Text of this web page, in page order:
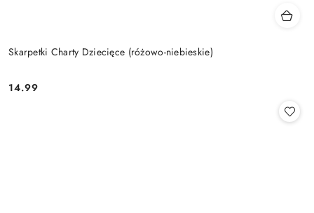
Skarpetki Charty Dziecięce (różowo-niebieskie)
Cena:
14.99